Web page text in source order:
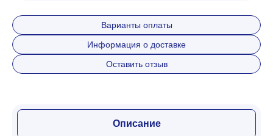
Варианты оплаты
Информация о доставке
Оставить отзыв
Описание